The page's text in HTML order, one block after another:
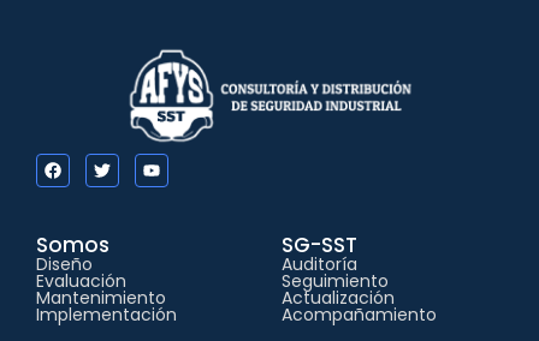
Somos
Diseño
Evaluación
Mantenimiento
Implementación
SG-SST
Auditoría
Seguimiento
Actualización
Acompañamiento